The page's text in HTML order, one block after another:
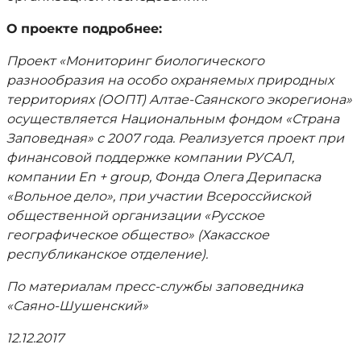
О проекте подробнее:
Проект «Мониторинг биологического
разнообразия на особо охраняемых природных
территориях (ООПТ) Алтае-Саянского экорегиона»
осуществляется Национальным фондом «Страна
Заповедная» с 2007 года. Реализуется проект при
финансовой поддержке компании РУСАЛ,
компании En + group, Фонда Олега Дерипаска
«Вольное дело», при участии Всероссйиской
общественной организации «Русское
географическое общество» (Хакасское
республиканское отделение).
По материалам пресс-службы заповедника
«Саяно-Шушенский»
12.12.2017